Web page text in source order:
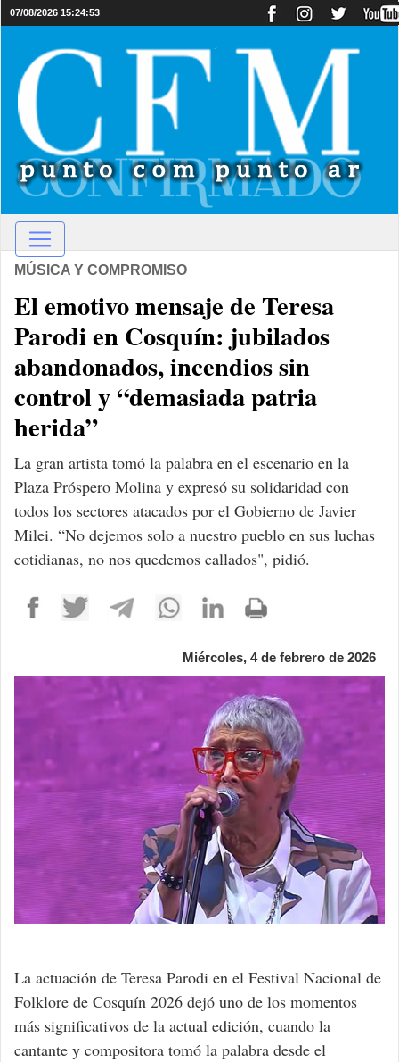
07/08/2026 15:24:53
MÚSICA Y COMPROMISO
El emotivo mensaje de Teresa
Parodi en Cosquín: jubilados
abandonados, incendios sin
control y “demasiada patria
herida”
La gran artista tomó la palabra en el escenario en la
Plaza Próspero Molina y expresó su solidaridad con
todos los sectores atacados por el Gobierno de Javier
Milei. “No dejemos solo a nuestro pueblo en sus luchas
cotidianas, no nos quedemos callados", pidió.
Miércoles, 4 de febrero de 2026
La actuación de Teresa Parodi en el Festival Nacional de
Folklore de Cosquín 2026 dejó uno de los momentos
más significativos de la actual edición, cuando la
cantante y compositora tomó la palabra desde el